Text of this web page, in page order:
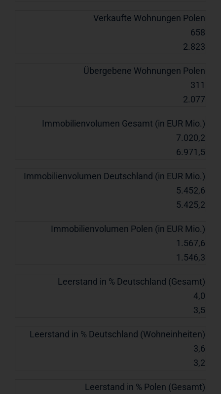
Verkaufte Wohnungen Polen
658
2.823
Übergebene Wohnungen Polen
311
2.077
Immobilienvolumen Gesamt (in EUR Mio.)
7.020,2
6.971,5
Immobilienvolumen Deutschland (in EUR Mio.)
5.452,6
5.425,2
Immobilienvolumen Polen (in EUR Mio.)
1.567,6
1.546,3
Leerstand in % Deutschland (Gesamt)
4,0
3,5
Leerstand in % Deutschland (Wohneinheiten)
3,6
3,2
Leerstand in % Polen (Gesamt)